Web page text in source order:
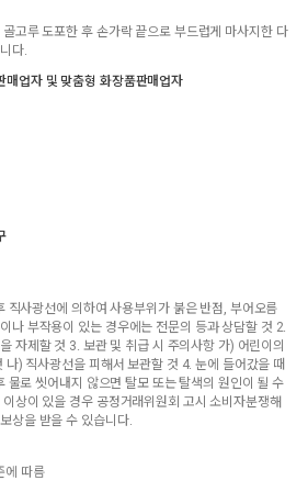
고루 도포한 후 손가락 끝으로 부드럽게 마사지한 다
다.
매업자 및 맞춤형 화장품판매업자
직사광선에 의하여 사용부위가 붉은 반점, 부어오름
나 부작용이 있는 경우에는 전문의 등과 상담할 것 2.
자제할 것 3. 보관 및 취급 시 주의사항 가) 어린이의
) 직사광선을 피해서 보관할 것 4. 눈에 들어갔을 때
물로 씻어내지 않으면 탈모 또는 탈색의 원인이 될 수
상이 있을 경우 공정거래위원회 고시 소비자분쟁해
상을 받을 수 있습니다.
에 따름